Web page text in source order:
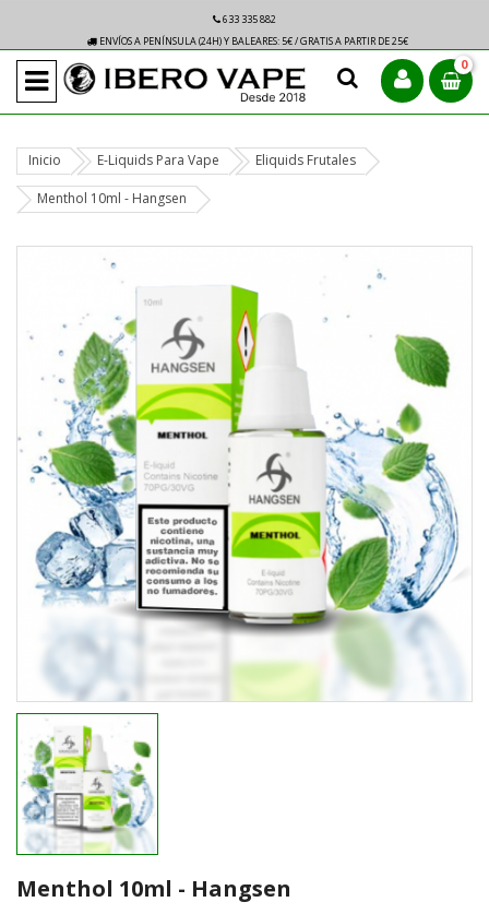
633 335 882
ENVÍOS A PENÍNSULA (24H) Y BALEARES: 5€ / GRATIS A PARTIR DE 25€
0
Inicio E-Liquids Para Vape Eliquids Frutales
Menthol 10ml - Hangsen
Menthol 10ml - Hangsen